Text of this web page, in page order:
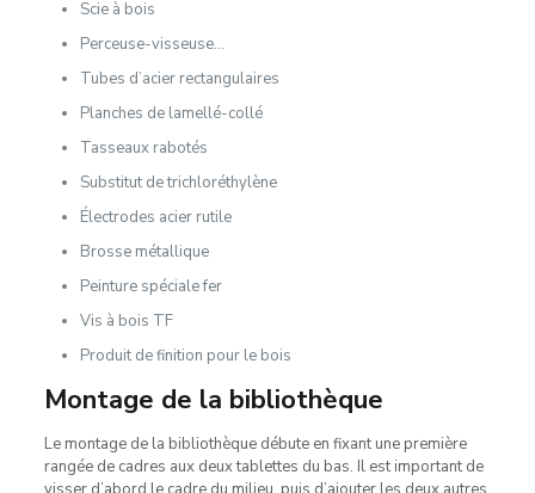
Scie à bois
Perceuse-visseuse…
Tubes d’acier rectangulaires
Planches de lamellé-collé
Tasseaux rabotés
Substitut de trichloréthylène
Électrodes acier rutile
Brosse métallique
Peinture spéciale fer
Vis à bois TF
Produit de finition pour le bois
Montage de la bibliothèque
Le montage de la bibliothèque débute en fixant une première
rangée de cadres aux deux tablettes du bas. Il est important de